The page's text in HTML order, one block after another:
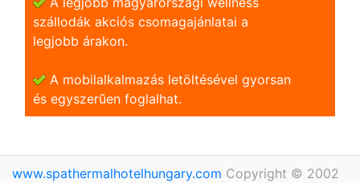
szállodák akciós csomagajánlatai a
legjobb árakon.
A mobilalkalmazás letöltésével gyorsan
és egyszerũen foglalhat.
www.spathermalhotelhungary.com Copyright © 2002